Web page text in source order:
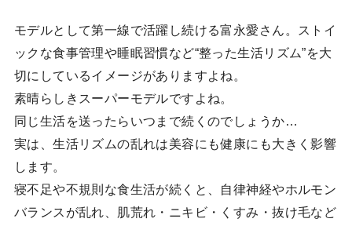
モデルとして第一線で活躍し続ける富永愛さん。ストイ
ックな食事管理や睡眠習慣など“整った生活リズム”を大
切にしているイメージがありますよね。
素晴らしきスーパーモデルですよね。
同じ生活を送ったらいつまで続くのでしょうか…
実は、生活リズムの乱れは美容にも健康にも大きく影響
します。
寝不足や不規則な食生活が続くと、自律神経やホルモン
バランスが乱れ、肌荒れ・ニキビ・くすみ・抜け毛など